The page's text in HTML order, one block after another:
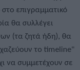
επιγραμματικό
θα συλλέγει
(τα ζητά ήδη), θα
το timeline"
να συμμετέχουν σε